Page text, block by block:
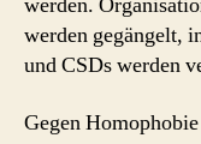
werden gegängelt,
und CSDs werden
Gegen